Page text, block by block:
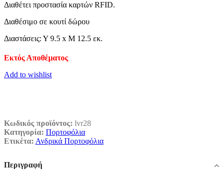
Διαθέτει προστασία καρτών RFID.
Διαθέσιμο σε κουτί δώρου
Διαστάσεις: Υ 9.5 x Μ 12.5 εκ.
Εκτός Αποθέματος
Add to wishlist
Κωδικός προϊόντος: lvr28
Κατηγορία: Πορτοφόλια
Ετικέτα: Ανδρικά Πορτοφόλια
Περιγραφή